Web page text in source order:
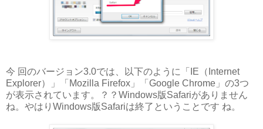
今 回のバージョン3.0では、以下のように「IE（Internet
Explorer）」「Mozilla Firefox」「Google Chrome」の3つ
が表示されています。？？Windows版Safariがありません
ね。やはりWindows版Safariは終了ということです ね。